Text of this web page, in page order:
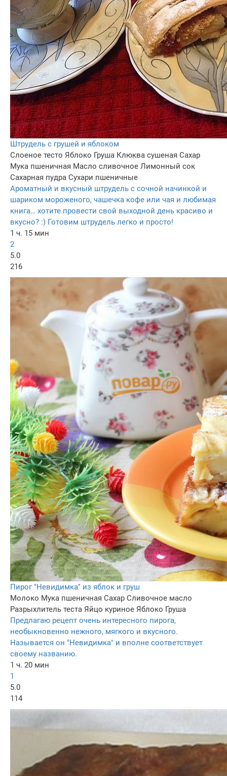
Штрудель с грушей и яблоком
Слоеное тесто Яблоко Груша Клюква сушеная Сахар
Мука пшеничная Масло сливочное Лимонный сок
Сахарная пудра Сухари пшеничные
Ароматный и вкусный штрудель с сочной начинкой и
шариком мороженого, чашечка кофе или чая и любимая
книга… хотите провести свой выходной день красиво и
вкусно? :) Готовим штрудель легко и просто!
1 ч. 15 мин
2
5.0
216
Пирог "Невидимка" из яблок и груш
Молоко Мука пшеничная Сахар Сливочное масло
Разрыхлитель теста Яйцо куриное Яблоко Груша
Предлагаю рецепт очень интересного пирога,
необыкновенно нежного, мягкого и вкусного.
Называется он "Невидимка" и вполне соответствует
своему названию.
1 ч. 20 мин
1
5.0
114